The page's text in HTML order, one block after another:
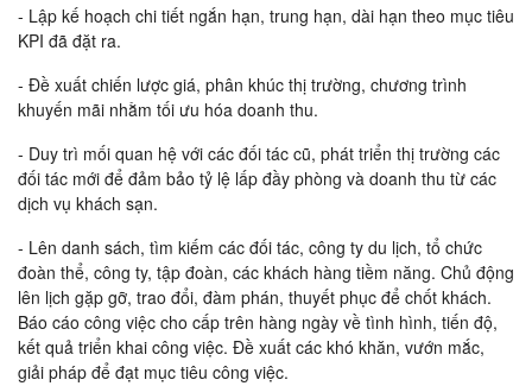
- Lập kế hoạch chi tiết ngắn hạn, trung hạn, dài hạn theo mục tiêu
KPI đã đặt ra.
- Đề xuất chiến lược giá, phân khúc thị trường, chương trình
khuyến mãi nhằm tối ưu hóa doanh thu.
- Duy trì mối quan hệ với các đối tác cũ, phát triển thị trường các
đối tác mới để đảm bảo tỷ lệ lấp đầy phòng và doanh thu từ các
dịch vụ khách sạn.
- Lên danh sách, tìm kiếm các đối tác, công ty du lịch, tổ chức
đoàn thể, công ty, tập đoàn, các khách hàng tiềm năng. Chủ động
lên lịch gặp gỡ, trao đổi, đàm phán, thuyết phục để chốt khách.
Báo cáo công việc cho cấp trên hàng ngày về tình hình, tiến độ,
kết quả triển khai công việc. Đề xuất các khó khăn, vướn mắc,
giải pháp để đạt mục tiêu công việc.